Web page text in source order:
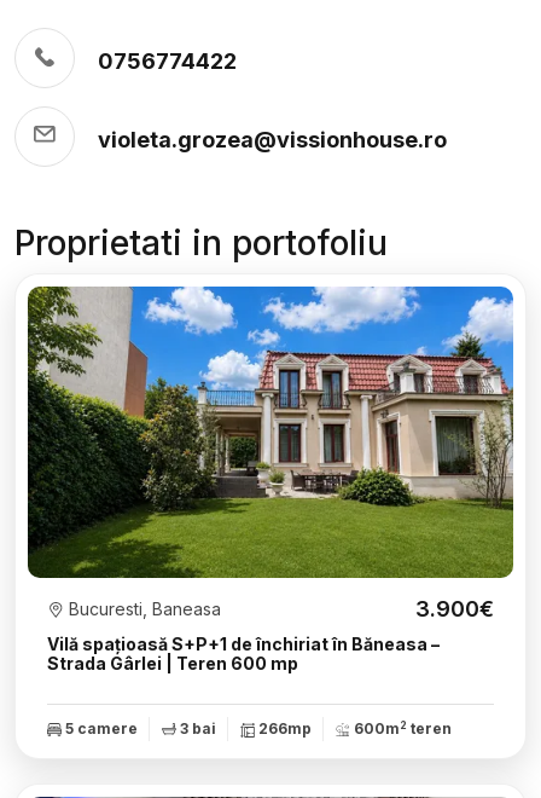
0756774422
violeta.grozea@vissionhouse.ro
Proprietati in portofoliu
Vilă spațioasă S+P+1 de închiriat în Băneasa –
Strada Gârlei | Teren 600 mp
Bucuresti, Baneasa 3.900€
5 camere 3 bai 266mp 600m2 teren